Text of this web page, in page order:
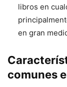
libros en
en gran
comunes